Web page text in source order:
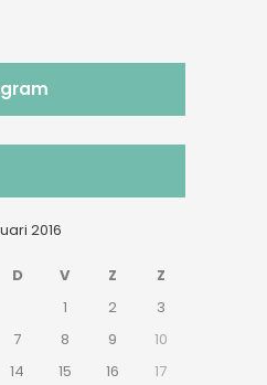
2016
D V Z Z
1 2
3
7 8 9
10
14 15 16
17